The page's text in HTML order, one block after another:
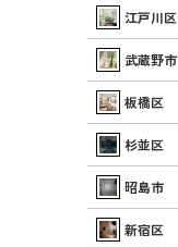
江戸川区
武蔵野市
板橋区
杉並区
昭島市
新宿区